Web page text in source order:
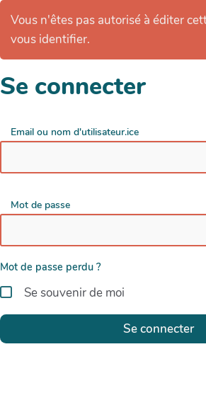
Vous n'êtes pas autorisé à éditer
vous identifier.
Se connecter
Email ou nom d'utilisateur.ice
Mot de passe
Mot de passe perdu ?
Se souvenir de moi
Se connecter